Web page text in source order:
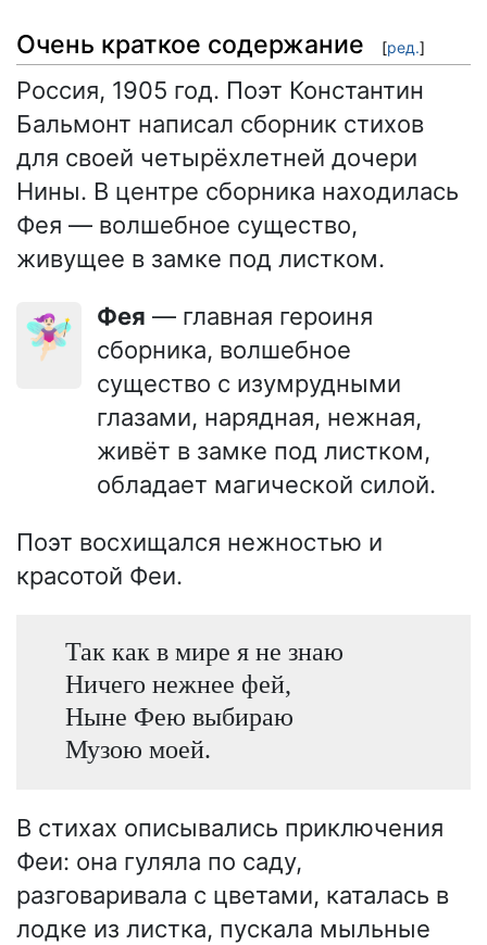
Очень краткое содержание [ред.]
Россия, 1905 год. Поэт Константин
Бальмонт написал сборник стихов
для своей четырёхлетней дочери
Нины. В центре сборника находилась
Фея — волшебное существо,
живущее в замке под листком.
🧚🏻‍♀️ Фея — главная героиня
сборника, волшебное
существо с изумрудными
глазами, нарядная, нежная,
живёт в замке под листком,
обладает магической силой.
Поэт восхищался нежностью и
красотой Феи.
Так как в мире я не знаю
Ничего нежнее фей,
Ныне Фею выбираю
Музою моей.
В стихах описывались приключения
Феи: она гуляла по саду,
разговаривала с цветами, каталась в
лодке из листка, пускала мыльные